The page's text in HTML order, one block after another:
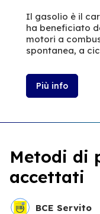
Il gasolio è il
ha beneficiato
motori a
spontanea, a
Più info
Metodi di
accettati
BCE Servito